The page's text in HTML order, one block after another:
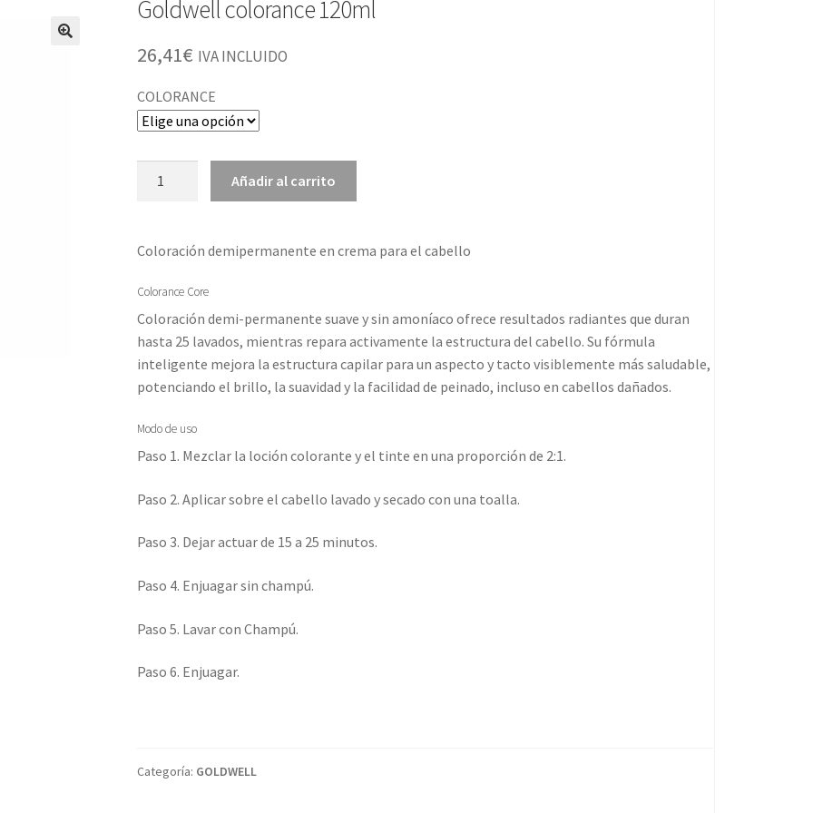
Goldwell colorance 120ml
26,41€ IVA INCLUIDO
COLORANCE
Añadir al carrito
Coloración demipermanente en crema para el cabello
Colorance Core
Coloración demi-permanente suave y sin amoníaco ofrece resultados radiantes que duran
hasta 25 lavados, mientras repara activamente la estructura del cabello. Su fórmula
inteligente mejora la estructura capilar para un aspecto y tacto visiblemente más saludable,
potenciando el brillo, la suavidad y la facilidad de peinado, incluso en cabellos dañados.
Modo de uso
Paso 1. Mezclar la loción colorante y el tinte en una proporción de 2:1.
Paso 2. Aplicar sobre el cabello lavado y secado con una toalla.
Paso 3. Dejar actuar de 15 a 25 minutos.
Paso 4. Enjuagar sin champú.
Paso 5. Lavar con Champú.
Paso 6. Enjuagar.
Categoría: GOLDWELL